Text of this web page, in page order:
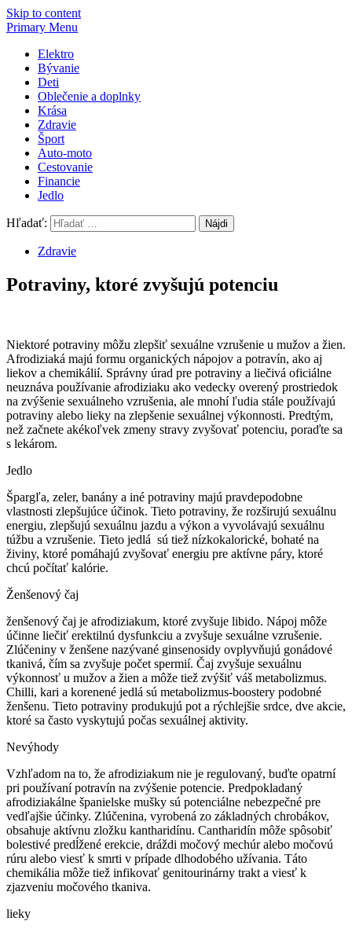
Skip to content
Primary Menu
Elektro
Bývanie
Deti
Oblečenie a doplnky
Krása
Zdravie
Šport
Auto-moto
Cestovanie
Financie
Jedlo
Hľadať:
Zdravie
Potraviny, ktoré zvyšujú potenciu
Niektoré potraviny môžu zlepšiť sexuálne vzrušenie u mužov a žien.
Afrodiziaká majú formu organických nápojov a potravín, ako aj
liekov a chemikálií. Správny úrad pre potraviny a liečivá oficiálne
neuznáva používanie afrodiziaku ako vedecky overený prostriedok
na zvýšenie sexuálneho vzrušenia, ale mnohí ľudia stále používajú
potraviny alebo lieky na zlepšenie sexuálnej výkonnosti. Predtým,
než začnete akékoľvek zmeny stravy zvyšovať potenciu, poraďte sa
s lekárom.
Jedlo
Špargľa, zeler, banány a iné potraviny majú pravdepodobne
vlastnosti zlepšujúce účinok. Tieto potraviny, že rozširujú sexuálnu
energiu, zlepšujú sexuálnu jazdu a výkon a vyvolávajú sexuálnu
túžbu a vzrušenie. Tieto jedlá sú tiež nízkokalorické, bohaté na
živiny, ktoré pomáhajú zvyšovať energiu pre aktívne páry, ktoré
chcú počítať kalórie.
Ženšenový čaj
ženšenový čaj je afrodiziakum, ktoré zvyšuje libido. Nápoj môže
účinne liečiť erektilnú dysfunkciu a zvyšuje sexuálne vzrušenie.
Zlúčeniny v ženšene nazývané ginsenosidy ovplyvňujú gonádové
tkanivá, čím sa zvyšuje počet spermií. Čaj zvyšuje sexuálnu
výkonnosť u mužov a žien a môže tiež zvýšiť váš metabolizmus.
Chilli, kari a korenené jedlá sú metabolizmus-boostery podobné
ženšenu. Tieto potraviny produkujú pot a rýchlejšie srdce, dve akcie,
ktoré sa často vyskytujú počas sexuálnej aktivity.
Nevýhody
Vzhľadom na to, že afrodiziakum nie je regulovaný, buďte opatrní
pri používaní potravín na zvýšenie potencie. Predpokladaný
afrodiziakálne španielske mušky sú potenciálne nebezpečné pre
vedľajšie účinky. Zlúčenina, vyrobená zo základných chrobákov,
obsahuje aktívnu zložku kantharidínu. Cantharidín môže spôsobiť
bolestivé predĺžené erekcie, dráždi močový mechúr alebo močovú
rúru alebo viesť k smrti v prípade dlhodobého užívania. Táto
chemikália môže tiež infikovať genitourinárny trakt a viesť k
zjazveniu močového tkaniva.
lieky